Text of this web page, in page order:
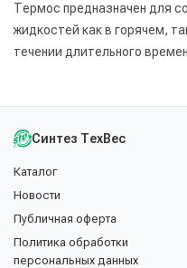
Термос предназначен для
жидкостей как в горячем,
течении длительного
Синтез ТехВес
Каталог
Новости
Публичная оферта
Политика обработки
персональных данных